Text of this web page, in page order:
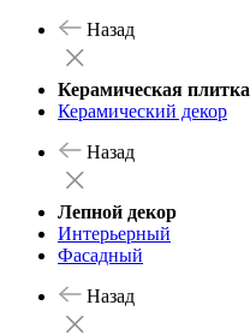
Назад
Керамическая плитка
Керамический декор
Назад
Лепной декор
Интерьерный
Фасадный
Назад